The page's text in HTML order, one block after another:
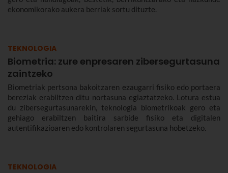
ekonomikorako aukera berriak sortu dituzte.
TEKNOLOGIA
Biometria: zure enpresaren zibersegurtasuna
zaintzeko
Biometriak pertsona bakoitzaren ezaugarri fisiko edo portaera
bereziak erabiltzen ditu nortasuna egiaztatzeko. Lotura estua
du zibersegurtasunarekin, teknologia biometrikoak gero eta
gehiago erabiltzen baitira sarbide fisiko eta digitalen
autentifikazioaren edo kontrolaren segurtasuna hobetzeko.
TEKNOLOGIA